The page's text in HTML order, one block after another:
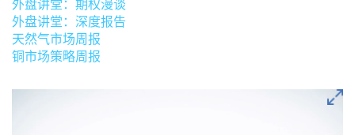
外盘讲堂：期权漫谈
外盘讲堂：深度报告
天然气市场周报
铜市场策略周报